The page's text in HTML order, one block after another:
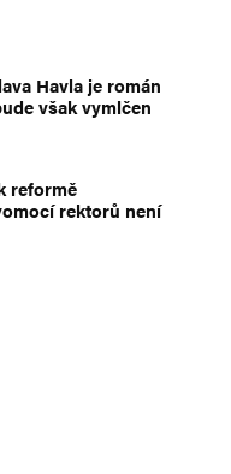
Havla je román
však vymlčen
reformě
rektorů není